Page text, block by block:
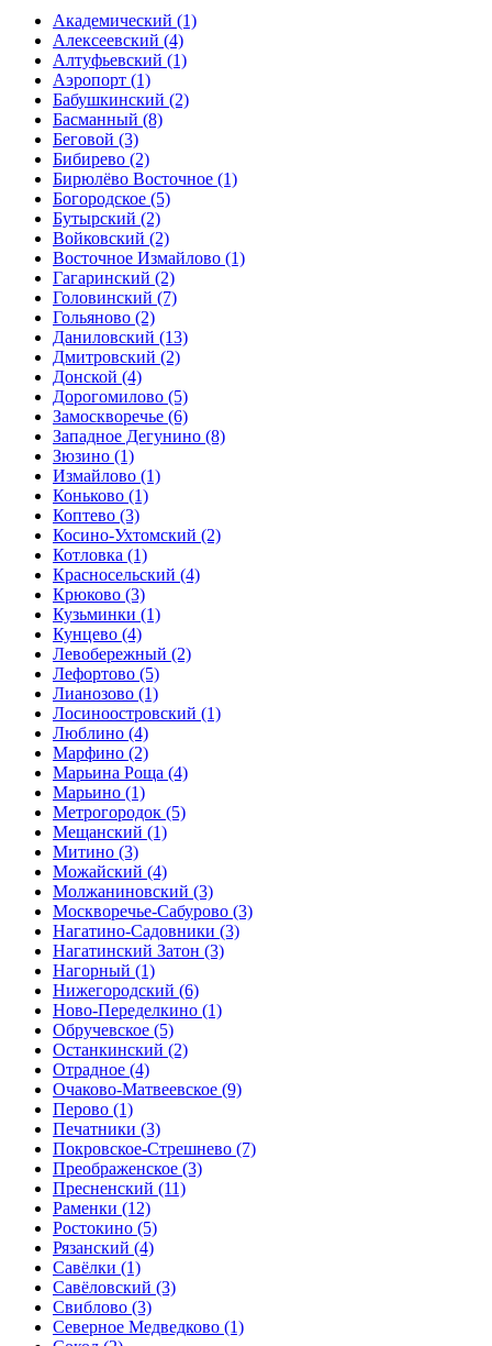
Академический (1)
Алексеевский (4)
Алтуфьевский (1)
Аэропорт (1)
Бабушкинский (2)
Басманный (8)
Беговой (3)
Бибирево (2)
Бирюлёво Восточное (1)
Богородское (5)
Бутырский (2)
Войковский (2)
Восточное Измайлово (1)
Гагаринский (2)
Головинский (7)
Гольяново (2)
Даниловский (13)
Дмитровский (2)
Донской (4)
Дорогомилово (5)
Замоскворечье (6)
Западное Дегунино (8)
Зюзино (1)
Измайлово (1)
Коньково (1)
Коптево (3)
Косино-Ухтомский (2)
Котловка (1)
Красносельский (4)
Крюково (3)
Кузьминки (1)
Кунцево (4)
Левобережный (2)
Лефортово (5)
Лианозово (1)
Лосиноостровский (1)
Люблино (4)
Марфино (2)
Марьина Роща (4)
Марьино (1)
Метрогородок (5)
Мещанский (1)
Митино (3)
Можайский (4)
Молжаниновский (3)
Москворечье-Сабурово (3)
Нагатино-Садовники (3)
Нагатинский Затон (3)
Нагорный (1)
Нижегородский (6)
Ново-Переделкино (1)
Обручевское (5)
Останкинский (2)
Отрадное (4)
Очаково-Матвеевское (9)
Перово (1)
Печатники (3)
Покровское-Стрешнево (7)
Преображенское (3)
Пресненский (11)
Раменки (12)
Ростокино (5)
Рязанский (4)
Савёлки (1)
Савёловский (3)
Свиблово (3)
Северное Медведково (1)